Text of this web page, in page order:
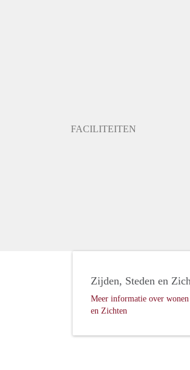
FACILITEITEN
Zijden, Steden en
Meer informatie over
en Zichten